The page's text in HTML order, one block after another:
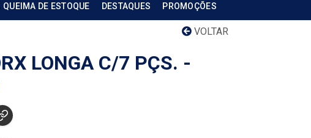
QUEIMA DE ESTOQUE DESTAQUES PROMOÇÕES
VOLTAR
LONGA C/7 PÇS. -